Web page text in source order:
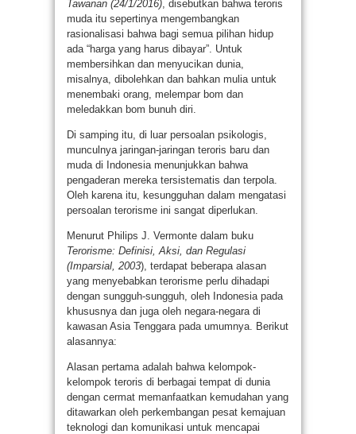
Tawanan (24/1/2016) , disebutkan bahwa teroris
muda itu sepertinya mengembangkan
rasionalisasi bahwa bagi semua pilihan hidup
ada “harga yang harus dibayar”. Untuk
membersihkan dan menyucikan dunia,
misalnya, dibolehkan dan bahkan mulia untuk
menembaki orang, melempar bom dan
meledakkan bom bunuh diri.
Di samping itu, di luar persoalan psikologis,
munculnya jaringan-jaringan teroris baru dan
muda di Indonesia menunjukkan bahwa
pengaderan mereka tersistematis dan terpola.
Oleh karena itu, kesungguhan dalam mengatasi
persoalan terorisme ini sangat diperlukan.
Menurut Philips J. Vermonte dalam buku
Terorisme: Definisi, Aksi, dan Regulasi
(Imparsial, 2003), terdapat beberapa alasan
yang menyebabkan terorisme perlu dihadapi
dengan sungguh-sungguh, oleh Indonesia pada
khususnya dan juga oleh negara-negara di
kawasan Asia Tenggara pada umumnya. Berikut
alasannya:
Alasan pertama adalah bahwa kelompok-
kelompok teroris di berbagai tempat di dunia
dengan cermat memanfaatkan kemudahan yang
ditawarkan oleh perkembangan pesat kemajuan
teknologi dan komunikasi untuk mencapai